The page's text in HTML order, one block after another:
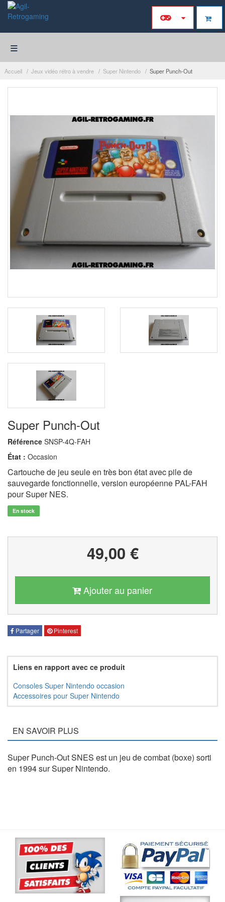
≡
Accueil Jeux vidéo rétro à vendre Super Nintendo Super Punch-Out
Super Punch-Out
Référence SNSP-4Q-FAH
État : Occasion
Cartouche de jeu seule en très bon état avec pile de
sauvegarde fonctionnelle, version européenne PAL-FAH
pour Super NES.
En stock
49,00 €
Ajouter au panier
Partager Pinterest
Liens en rapport avec ce produit
Consoles Super Nintendo occasion
Accessoires pour Super Nintendo
EN SAVOIR PLUS
Super Punch-Out SNES est un jeu de combat (boxe) sorti
en 1994 sur Super Nintendo.